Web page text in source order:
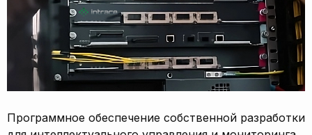
Программное обеспечение собственной разработки